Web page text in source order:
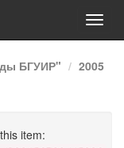
БГУИР"
2005
item: